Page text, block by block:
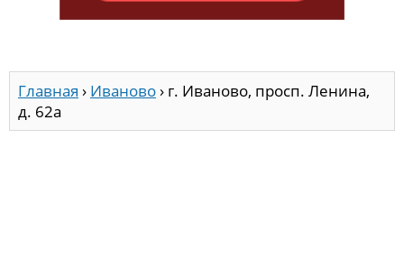
Главная › Иваново› г. Иваново, просп. Ленина,
д. 62а